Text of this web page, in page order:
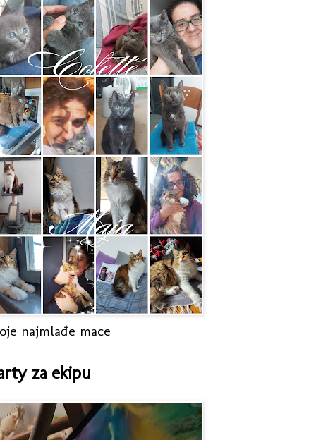
najmlađe mace
za ekipu